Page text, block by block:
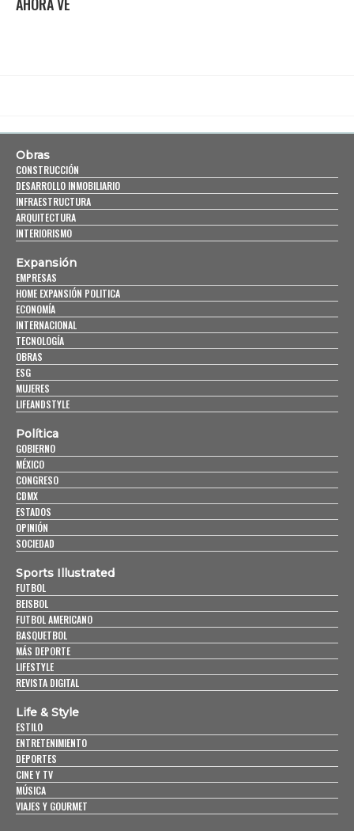
Obras
CONSTRUCCIÓN
DESARROLLO INMOBILIARIO
INFRAESTRUCTURA
ARQUITECTURA
INTERIORISMO
Expansión
EMPRESAS
HOME EXPANSIÓN POLITICA
ECONOMÍA
INTERNACIONAL
TECNOLOGÍA
OBRAS
ESG
MUJERES
LIFEANDSTYLE
Política
GOBIERNO
MÉXICO
CONGRESO
CDMX
ESTADOS
OPINIÓN
SOCIEDAD
Sports Illustrated
FUTBOL
BEISBOL
FUTBOL AMERICANO
BASQUETBOL
MÁS DEPORTE
LIFESTYLE
REVISTA DIGITAL
Life & Style
ESTILO
ENTRETENIMIENTO
DEPORTES
CINE Y TV
MÚSICA
VIAJES Y GOURMET